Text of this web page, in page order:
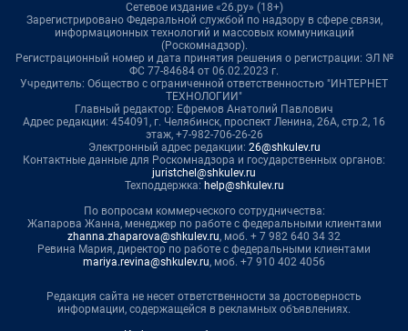
Сетевое издание «26.ру» (18+)
Зарегистрировано Федеральной службой по надзору в сфере связи,
информационных технологий и массовых коммуникаций
(Роскомнадзор).
Регистрационный номер и дата принятия решения о регистрации: ЭЛ №
ФС 77-84684 от 06.02.2023 г.
Учредитель: Общество с ограниченной ответственностью "ИНТЕРНЕТ
ТЕХНОЛОГИИ"
Главный редактор: Ефремов Анатолий Павлович
Адрес редакции: 454091, г. Челябинск, проспект Ленина, 26А, стр.2, 16
этаж, +7-982-706-26-26
Электронный адрес редакции: 26@shkulev.ru
Контактные данные для Роскомнадзора и государственных органов:
juristchel@shkulev.ru
Техподдержка: help@shkulev.ru
По вопросам коммерческого сотрудничества:
Жапарова Жанна, менеджер по работе с федеральными клиентами
zhanna.zhaparova@shkulev.ru, моб. + 7 982 640 34 32
Ревина Мария, директор по работе с федеральными клиентами
mariya.revina@shkulev.ru, моб. +7 910 402 4056
Редакция сайта не несет ответственности за достоверность
информации, содержащейся в рекламных объявлениях.